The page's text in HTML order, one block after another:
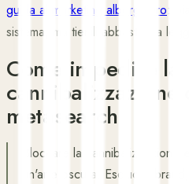
guida al marketing alberghiero:
sistema, ma tienili abbastanza
Come impedire la
cannibalizzazione
metasearch
Bloccare la cannibalizzazione
un'arte oscura. Escludi il